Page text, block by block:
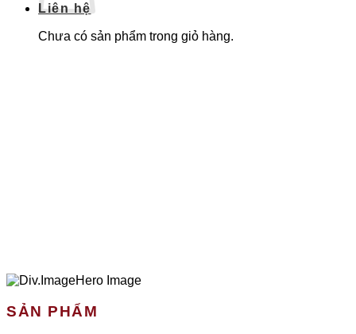
Chưa có sản phẩm trong giỏ hàng.
Liên hệ
SẢN PHẨM